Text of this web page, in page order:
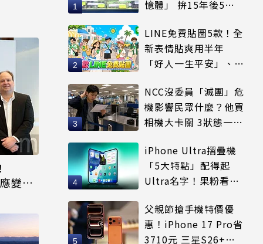
變平
憶體」 拚15年後5倍
LINE免費貼圖5款！全
新表情貼爽用半年
「好人一生平安」、
NCC沒委員「滅團」危
機影響民眾什麼？他買
相機大卡關 3狀態一同
iPhone Ultra摺疊機
「5大特點」配得起
Ultra名字！果粉看完
父親節搶手機特價優
惠！iPhone 17 Pro省
3710元 三星S26+狂